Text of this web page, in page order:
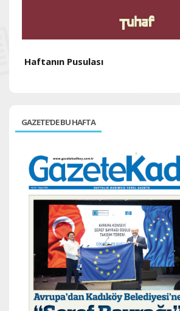
Haftanın Pusulası
GAZETE'DE BU HAFTA